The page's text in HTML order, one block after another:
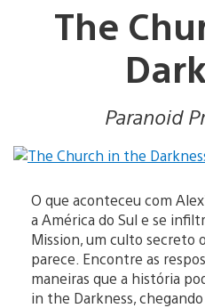
The
Paranoid
O que aconteceu com
a América do Sul e se
Mission, um culto secreto
parece. Encontre as
maneiras que a história
in the Darkness, chegando